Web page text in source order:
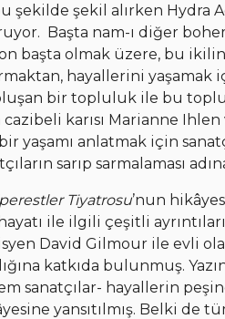
şekilde şekil alırken Hydra
Başta nam-ı diğer
başta olmak üzere, bu
hayallerini yaşamak
bir topluluk ile bu
karısı Marianne
yaşamı anlatmak için
sarıp sarmalaması
Tiyatrosu’nun
ile ilgili çeşitli
David Gilmour ile evli
katkıda bulunmuş.
sanatçılar- hayallerin
yansıtılmış. Belki